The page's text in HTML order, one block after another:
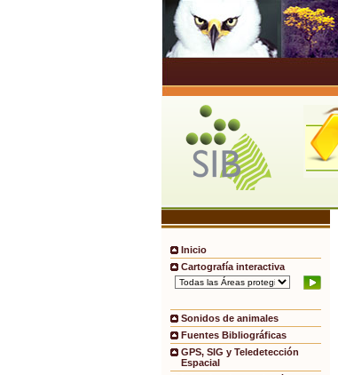
Inicio
Cartografía interactiva
Sonidos de animales
Fuentes Bibliográficas
GPS, SIG y Teledetección
Espacial